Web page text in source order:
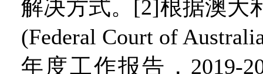
解决方式。[2]根据澳大
(Federal Court of
年度工作报告，2019-